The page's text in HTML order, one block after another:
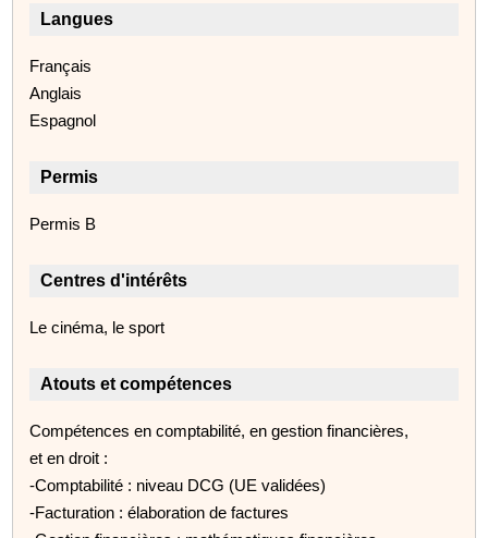
Langues
Français
Anglais
Espagnol
Permis
Permis B
Centres d'intérêts
Le cinéma, le sport
Atouts et compétences
Compétences en comptabilité, en gestion financières,
et en droit :
-Comptabilité : niveau DCG (UE validées)
-Facturation : élaboration de factures